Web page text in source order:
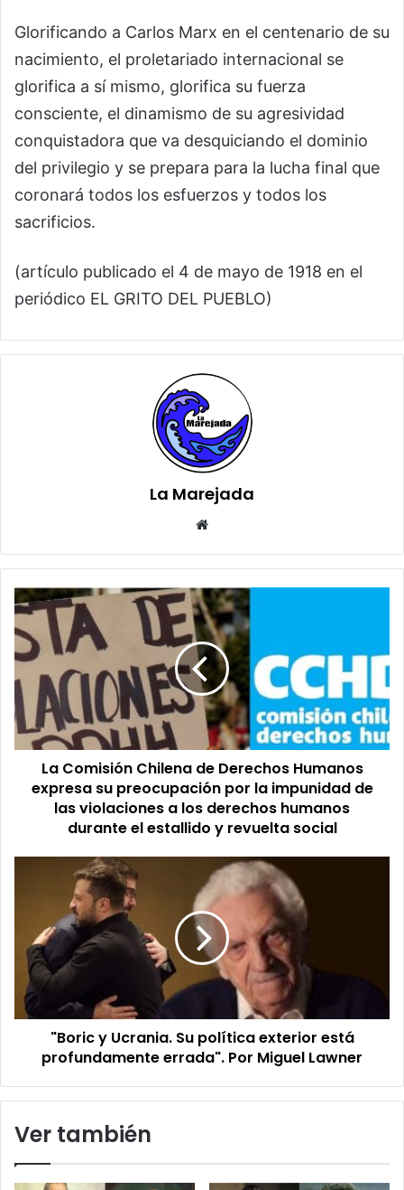
Glorificando a Carlos Marx en el centenario de su
nacimiento, el proletariado internacional se
glorifica a sí mismo, glorifica su fuerza
consciente, el dinamismo de su agresividad
conquistadora que va desquiciando el dominio
del privilegio y se prepara para la lucha final que
coronará todos los esfuerzos y todos los
sacrificios.
(artículo publicado el 4 de mayo de 1918 en el
periódico EL GRITO DEL PUEBLO)
La Marejada
La
Comisión
Chilena
de
Derechos
Humanos
expresa
su
preocupación
impunidad
violaciones
derechos
humanos
durante
estallido
revuelta
La Comisión Chilena de Derechos Humanos
expresa su preocupación por la impunidad de
las violaciones a los derechos humanos
durante el estallido y revuelta social
política
exterior
está
profundamente
errada".
Miguel
"Boric y Ucrania. Su política exterior está
profundamente errada". Por Miguel Lawner
Ver también